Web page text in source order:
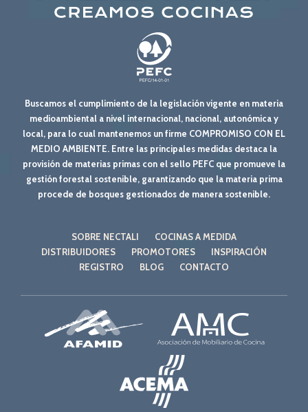
Buscamos el cumplimiento de la legislación vigente en materia
medioambiental a nivel internacional, nacional, autonómica y
local, para lo cual mantenemos un firme COMPROMISO CON EL
MEDIO AMBIENTE. Entre las principales medidas destaca la
provisión de materias primas con el sello PEFC que promueve la
gestión forestal sostenible, garantizando que la materia prima
procede de bosques gestionados de manera sostenible.
SOBRE NECTALI
COCINAS A MEDIDA
DISTRIBUIDORES
PROMOTORES
INSPIRACIÓN
REGISTRO
BLOG CONTACTO